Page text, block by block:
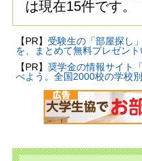
は現在15件です。
【PR】 受験生の「部屋探し
を、まとめて無料プレゼント
【PR】 奨学金の情報サイト
べよう。全国2000校の学校